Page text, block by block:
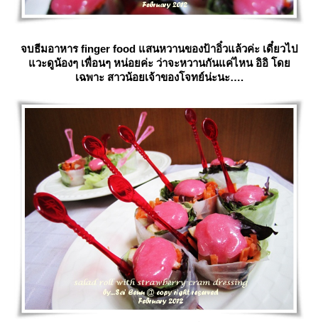
จบธีมอาหาร finger food แสนหวานของป้าอิ๋วแล้วค่ะ เดี๋ยวไป
วะดูน้องๆ เพื่อนๆ หน่อยค่ะ ว่าจะหวานกันแค่ไหน อิอิ โด
เฉพาะ สาวน้อยเจ้าของโจทย์น่ะนะ….